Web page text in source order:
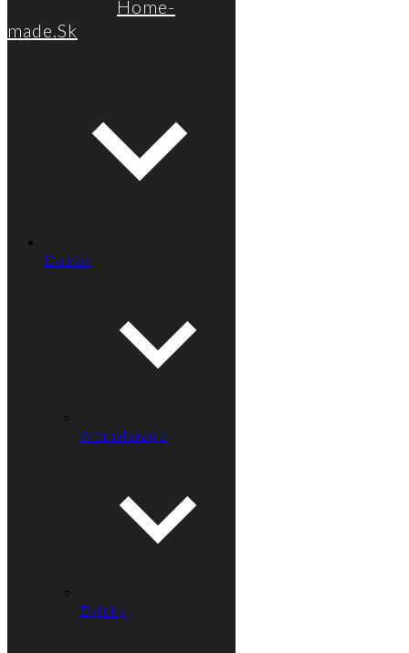
Home-
made.Sk
Domov
Aromaterapia
Bylinky